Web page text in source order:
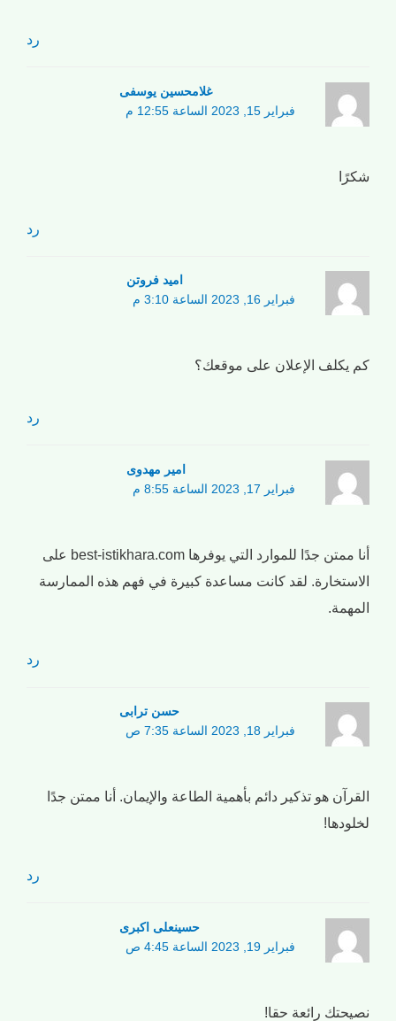
رد
غلامحسین یوسفی
فبراير 15, 2023 الساعة 12:55 م
شكرًا
رد
امید فروتن
فبراير 16, 2023 الساعة 3:10 م
كم يكلف الإعلان على موقعك؟
رد
امیر مهدوی
فبراير 17, 2023 الساعة 8:55 م
أنا ممتن جدًا للموارد التي يوفرها best-istikhara.com على
الاستخارة. لقد كانت مساعدة كبيرة في فهم هذه الممارسة
المهمة.
رد
حسن ترابی
فبراير 18, 2023 الساعة 7:35 ص
القرآن هو تذكير دائم بأهمية الطاعة والإيمان. أنا ممتن جدًا
لخلودها!
رد
حسینعلی اکبری
فبراير 19, 2023 الساعة 4:45 ص
نصيحتك رائعة حقا!